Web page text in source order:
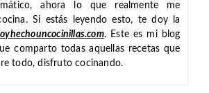
ahora lo que realmente me
Si estás leyendo esto, te doy la
. Este es mi blog
comparto todas aquellas recetas que
todo, disfruto cocinando.